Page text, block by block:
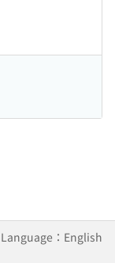
Language：English